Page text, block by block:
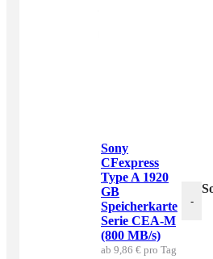
Sony
CFexpress
Type A 1920
GB
Speicherkarte
Serie CEA-M
(800 MB/s)
ab 9,86 € pro Tag
-